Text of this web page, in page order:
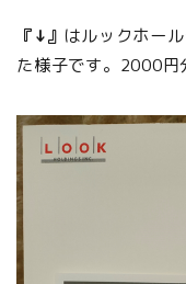
『↓』 はルックホー
た様子です。2000円